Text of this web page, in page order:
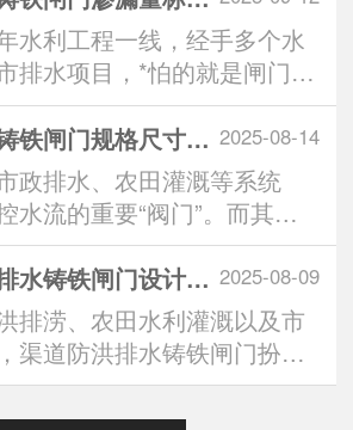
水利工程一线，经手多个水
排水项目，*怕的就是闸门一
2025-08-14
四川定制方形铸铁闸门规格尺寸：匹配工程需求的智慧之选
政排水、农田灌溉等系统
水流的重要“阀门”。而其
铁闸···
2025-08-09
四川渠道防洪排水铸铁闸门设计标准：安全与效能的双重有助于维持
排涝、农田水利灌溉以及市
渠道防洪排水铸铁闸门扮演
···